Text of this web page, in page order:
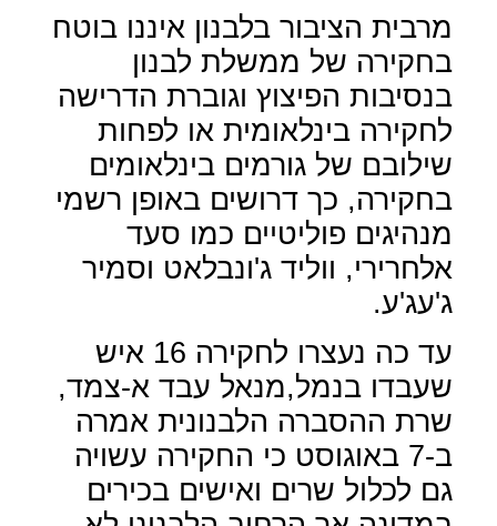
מרבית הציבור בלבנון איננו בוטח
בחקירה של ממשלת לבנון
בנסיבות הפיצוץ וגוברת הדרישה
לחקירה בינלאומית או לפחות
שילובם של גורמים בינלאומים
בחקירה, כך דרושים באופן רשמי
מנהיגים פוליטיים כמו סעד
אלחרירי, ווליד ג'ונבלאט וסמיר
ג'עג'ע.
עד כה נעצרו לחקירה 16 איש
שעבדו בנמל,מנאל עבד א-צמד,
שרת ההסברה הלבנונית אמרה
ב-7 באוגוסט כי החקירה עשויה
גם לכלול שרים ואישים בכירים